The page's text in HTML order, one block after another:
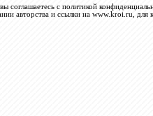
с политикой
авторства и ссылки на www.kroi.ru, для